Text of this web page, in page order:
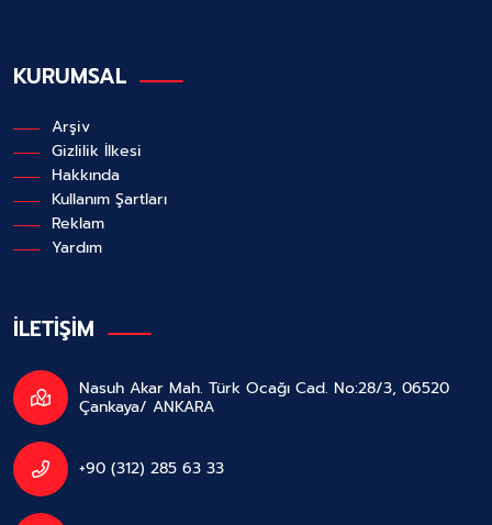
KURUMSAL
Arşiv
Gizlilik İlkesi
Hakkında
Kullanım Şartları
Reklam
Yardım
İLETİŞİM
Nasuh Akar Mah. Türk Ocağı Cad. No:28/3, 06520
Çankaya/ ANKARA
+90 (312) 285 63 33